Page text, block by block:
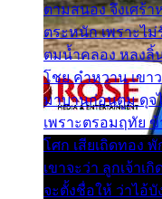
ตามสนอง จึงเศร้
ตระหนัก เพราะไ
ตมน้ำคลอง หลงลิ้
โชย คำหวาน เขา
มาบานก่อนตูม ดุจ
เพราะตรอมฤทัย
โศก เสียเถิดทอง
เขาจะว่า ลูกเจ้าเ
จะตั้งชื่อให้ ว่าไอ้บั